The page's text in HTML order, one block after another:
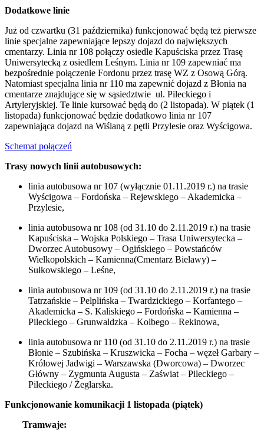
Dodatkowe linie
Już od czwartku (31 października) funkcjonować będą też pierwsze
linie specjalne zapewniające lepszy dojazd do największych
cmentarzy. Linia nr 108 połączy osiedle Kapuściska przez Trasę
Uniwersytecką z osiedlem Leśnym. Linia nr 109 zapewniać ma
bezpośrednie połączenie Fordonu przez trasę WZ z Osową Górą.
Natomiast specjalna linia nr 110 ma zapewnić dojazd z Błonia na
cmentarze znajdujące się w sąsiedztwie ul. Pileckiego i
Artyleryjskiej. Te linie kursować będą do (2 listopada). W piątek (1
listopada) funkcjonować będzie dodatkowo linia nr 107
zapewniająca dojazd na Wiślaną z pętli Przylesie oraz Wyścigowa.
Schemat połączeń
Trasy nowych linii autobusowych:
linia autobusowa nr 107 (wyłącznie 01.11.2019 r.) na trasie
Wyścigowa – Fordońska – Rejewskiego – Akademicka –
Przylesie,
linia autobusowa nr 108 (od 31.10 do 2.11.2019 r.) na trasie
Kapuściska – Wojska Polskiego – Trasa Uniwersytecka –
Dworzec Autobusowy – Ogińskiego – Powstańców
Wielkopolskich – Kamienna(Cmentarz Bielawy) –
Sułkowskiego – Leśne,
linia autobusowa nr 109 (od 31.10 do 2.11.2019 r.) na trasie
Tatrzańskie – Pelplińska – Twardzickiego – Korfantego –
Akademicka – S. Kaliskiego – Fordońska – Kamienna –
Pileckiego – Grunwaldzka – Kolbego – Rekinowa,
linia autobusowa nr 110 (od 31.10 do 2.11.2019 r.) na trasie
Błonie – Szubińska – Kruszwicka – Focha – węzeł Garbary –
Królowej Jadwigi – Warszawska (Dworcowa) – Dworzec
Główny – Zygmunta Augusta – Zaświat – Pileckiego –
Pileckiego / Żeglarska.
Funkcjonowanie komunikacji 1 listopada (piątek)
Tramwaje: